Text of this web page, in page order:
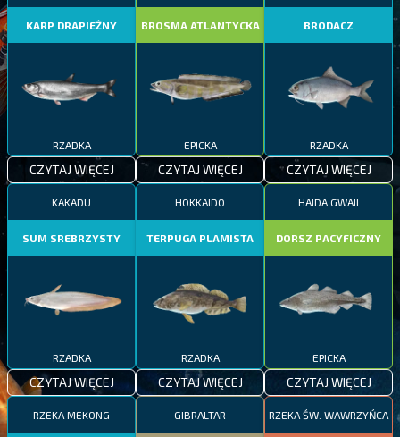
KARP DRAPIEŻNY
RZADKA
CZYTAJ WIĘCEJ
BROSMA ATLANTYCKA
EPICKA
CZYTAJ WIĘCEJ
BRODACZ
RZADKA
CZYTAJ WIĘCEJ
KAKADU
SUM SREBRZYSTY
RZADKA
CZYTAJ WIĘCEJ
HOKKAIDO
TERPUGA PLAMISTA
RZADKA
CZYTAJ WIĘCEJ
HAIDA GWAII
DORSZ PACYFICZNY
EPICKA
CZYTAJ WIĘCEJ
RZEKA MEKONG GIBRALTAR RZEKA ŚW. WAWRZYŃCA